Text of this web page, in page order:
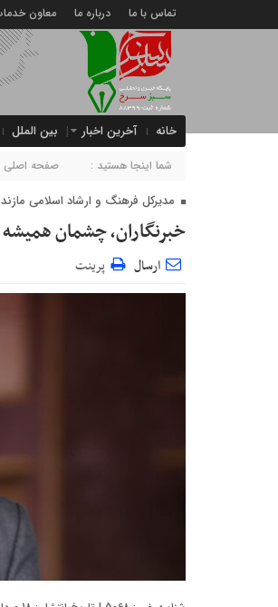
تماس با ما درباره ما معاون
خانه آخرین اخبار بین الملل
شما اینجا هستید : صفحه اصلی
مدیرکل فرهنگ و ارشاد اسلامی
خبرنگاران، چشمان همیشه
ارسال پرینت